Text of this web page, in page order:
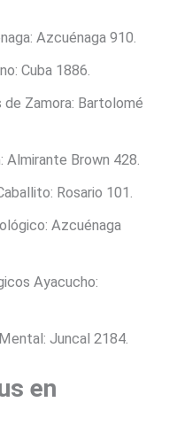
Azcuénaga 910.
Cuba 1886.
Zamora: Bartolomé
Brown 428.
Rosario 101.
Azcuénaga
Ayacucho:
Juncal 2184.
en